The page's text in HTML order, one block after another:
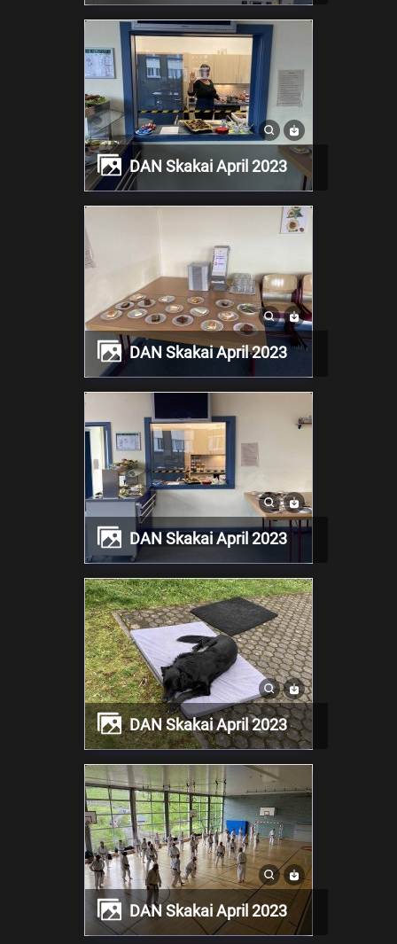
DAN Skakai April 2023
DAN Skakai April 2023
DAN Skakai April 2023
DAN Skakai April 2023
DAN Skakai April 2023